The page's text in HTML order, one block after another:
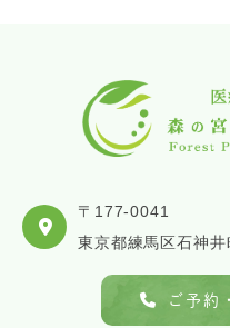
〒177-0041
東京都練馬区石神
ご予約